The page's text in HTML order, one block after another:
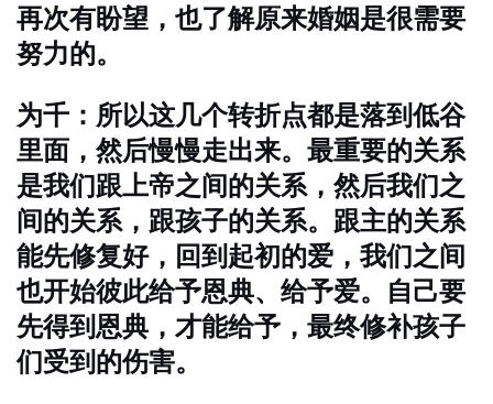
再次有盼望，也了解原来婚姻是很需要
努力的。
为千：所以这几个转折点都是落到低谷
里面，然后慢慢走出来。最重要的关系
是我们跟上帝之间的关系，然后我们之
间的关系，跟孩子的关系。跟主的关系
能先修复好，回到起初的爱，我们之间
也开始彼此给予恩典、给予爱。自己要
先得到恩典，才能给予，最终修补孩子
们受到的伤害。